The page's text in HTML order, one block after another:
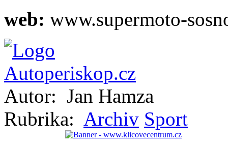
web: www.supermoto-
Autor: Jan Hamza
Rubrika: Archiv Sport